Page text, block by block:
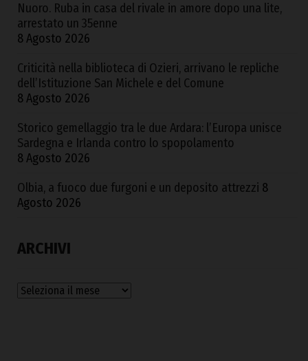
Nuoro. Ruba in casa del rivale in amore dopo una lite,
arrestato un 35enne
8 Agosto 2026
Criticità nella biblioteca di Ozieri, arrivano le repliche
dell’Istituzione San Michele e del Comune
8 Agosto 2026
Storico gemellaggio tra le due Ardara: l’Europa unisce
Sardegna e Irlanda contro lo spopolamento
8 Agosto 2026
Olbia, a fuoco due furgoni e un deposito attrezzi 8
Agosto 2026
ARCHIVI
Archivi